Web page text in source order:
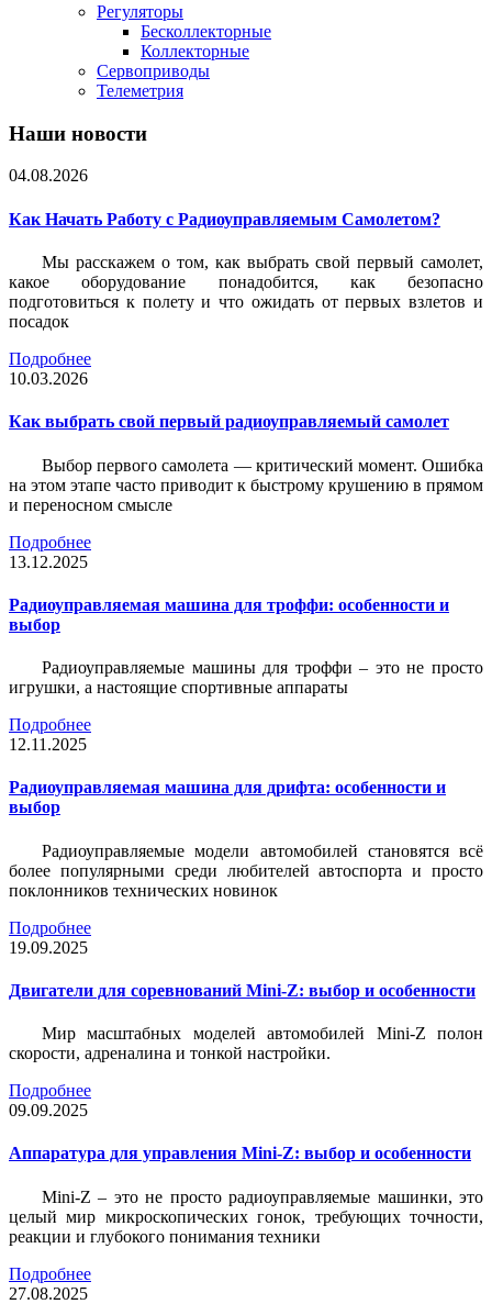
Регуляторы
Бесколлекторные
Коллекторные
Сервоприводы
Телеметрия
Наши новости
04.08.2026
Как Начать Работу с Радиоуправляемым Самолетом?
Мы расскажем о том, как выбрать свой первый самолет,
какое оборудование понадобится, как безопасно
подготовиться к полету и что ожидать от первых взлетов и
посадок
Подробнее
10.03.2026
Как выбрать свой первый радиоуправляемый самолет
Выбор первого самолета — критический момент. Ошибка
на этом этапе часто приводит к быстрому крушению в прямом
и переносном смысле
Подробнее
13.12.2025
Радиоуправляемая машина для троффи: особенности и
выбор
Радиоуправляемые машины для троффи – это не просто
игрушки, а настоящие спортивные аппараты
Подробнее
12.11.2025
Радиоуправляемая машина для дрифта: особенности и
выбор
Радиоуправляемые модели автомобилей становятся всё
более популярными среди любителей автоспорта и просто
поклонников технических новинок
Подробнее
19.09.2025
Двигатели для соревнований Mini-Z: выбор и особенности
Мир масштабных моделей автомобилей Mini-Z полон
скорости, адреналина и тонкой настройки.
Подробнее
09.09.2025
Аппаратура для управления Mini-Z: выбор и особенности
Mini-Z – это не просто радиоуправляемые машинки, это
целый мир микроскопических гонок, требующих точности,
реакции и глубокого понимания техники
Подробнее
27.08.2025